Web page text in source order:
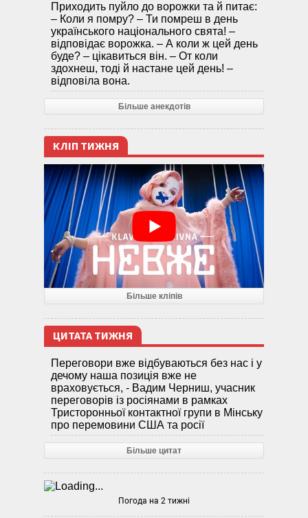
Приходить пуйло до ворожки та й питає:
– Коли я помру? – Ти помреш в день
українського національного свята! –
відповідає ворожка. – А коли ж цей день
буде? – цікавиться він. – От коли
здохнеш, тоді й настане цей день! –
відповіла вона.
Більше анекдотів
КЛІП ТИЖНЯ
Більше кліпів
ЦИТАТА ТИЖНЯ
Переговори вже відбуваються без нас і у
дечому наша позиція вже не
враховується, - Вадим Черниш, учасник
переговорів із росіянами в рамках
Тристоронньої контактної групи в Мінську
про перемовини США та росії
Більше цитат
Погода на 2 тижні